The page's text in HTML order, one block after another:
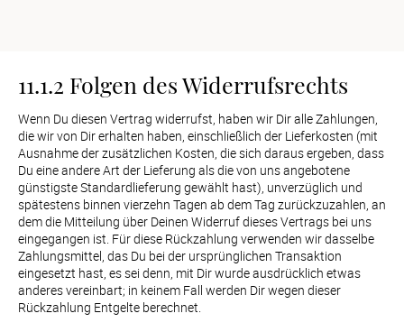
11.1.2 Folgen des Widerrufsrechts
Wenn Du diesen Vertrag widerrufst, haben wir Dir alle Zahlungen,
die wir von Dir erhalten haben, einschließlich der Lieferkosten (mit
Ausnahme der zusätzlichen Kosten, die sich daraus ergeben, dass
Du eine andere Art der Lieferung als die von uns angebotene
günstigste Standardlieferung gewählt hast), unverzüglich und
spätestens binnen vierzehn Tagen ab dem Tag zurückzuzahlen, an
dem die Mitteilung über Deinen Widerruf dieses Vertrags bei uns
eingegangen ist. Für diese Rückzahlung verwenden wir dasselbe
Zahlungsmittel, das Du bei der ursprünglichen Transaktion
eingesetzt hast, es sei denn, mit Dir wurde ausdrücklich etwas
anderes vereinbart; in keinem Fall werden Dir wegen dieser
Rückzahlung Entgelte berechnet.